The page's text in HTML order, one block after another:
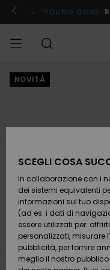
informazioni
prodotto
! YOUNG GUNS
UOMO
e
e
Da
SURF
SNOW
OUTLET
NOVITÀ
SCEGLI COSA
In collaborazione con i
dei sistemi equivalenti
informazioni sul tuo
(ad es. i dati di
essere utilizzati per:
personalizzati, misurare
pubblicità, per fornire
meglio il nostro